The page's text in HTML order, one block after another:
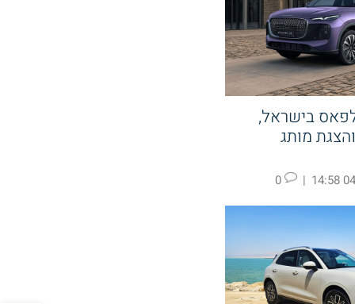
בישראל,
השקעה ב KGM והצגת מותג
|
0